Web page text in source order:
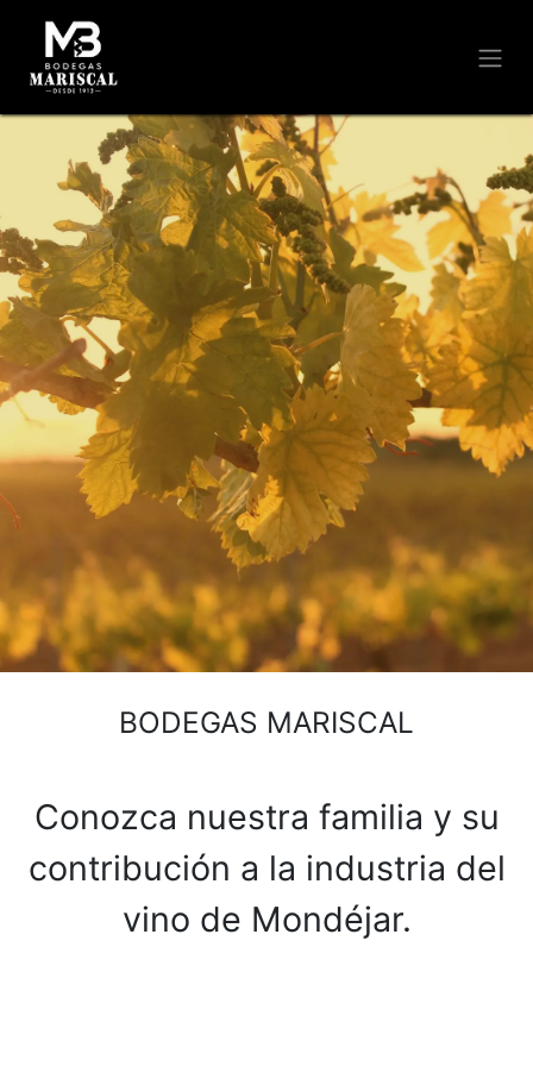
BODEGAS MARISCAL
Conozca nuestra familia y su
contribución a la industria del
vino de Mondéjar.